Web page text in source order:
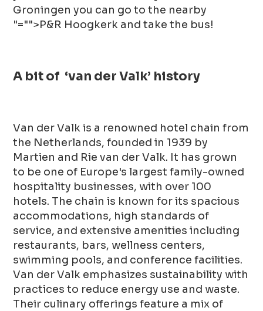
Groningen you can go to the nearby
"="">P&R Hoogkerk and take the bus!
A bit of ‘van der Valk’ history
Van der Valk is a renowned hotel chain from
the Netherlands, founded in 1939 by
Martien and Rie van der Valk. It has grown
to be one of Europe's largest family-owned
hospitality businesses, with over 100
hotels. The chain is known for its spacious
accommodations, high standards of
service, and extensive amenities including
restaurants, bars, wellness centers,
swimming pools, and conference facilities.
Van der Valk emphasizes sustainability with
practices to reduce energy use and waste.
Their culinary offerings feature a mix of